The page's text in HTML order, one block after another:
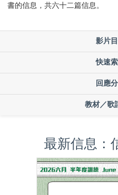
書的信息，共六十二篇信息。
影片
快速索
回應
教材／歌
最新信息：